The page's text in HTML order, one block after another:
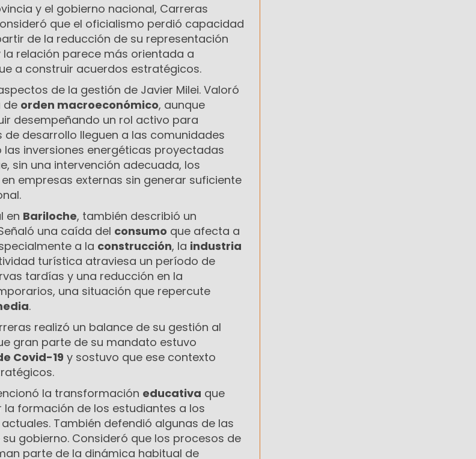
y el gobierno nacional, Carreras
que el oficialismo perdió capacidad
de la reducción de su representación
relación parece más orientada a
a construir acuerdos estratégicos.
de la gestión de Javier Milei. Valoró
de orden macroeconómico, aunque
desempeñando un rol activo para
desarrollo lleguen a las comunidades
las inversiones energéticas proyectadas
sin una intervención adecuada, los
empresas externas sin generar suficiente
en Bariloche, también describió un
una caída del consumo que afecta a
a la construcción, la industria
turística atraviesa un período de
tardías y una reducción en la
una situación que repercute
.
realizó un balance de su gestión al
gran parte de su mandato estuvo
Covid-19 y sostuvo que ese contexto
la transformación educativa que
formación de los estudiantes a los
También defendió algunas de las
gobierno. Consideró que los procesos de
parte de la dinámica habitual de